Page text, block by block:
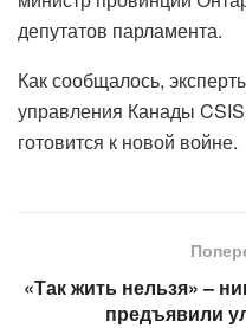
депутатов парламента.
Как сообщалось,
управления Канады
готовится к новой войне.
«Так жить нельзя» –
предъявили